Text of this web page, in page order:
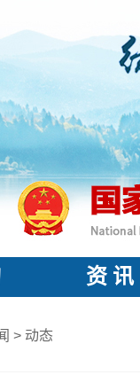
资 讯
> 动态